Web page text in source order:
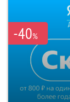
-40%